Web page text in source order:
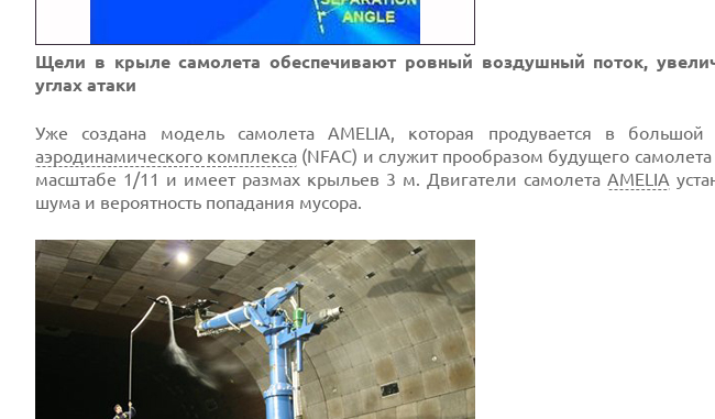
Щели в крыле самолета обеспечивают ровный воздушный поток,
углах атаки
Уже создана модель самолета AMELIA, которая продувается в большой
аэродинамического комплекса (NFAC) и служит прообразом будущего
масштабе 1/11 и имеет размах крыльев 3 м. Двигатели самолета AMELIA
шума и вероятность попадания мусора.